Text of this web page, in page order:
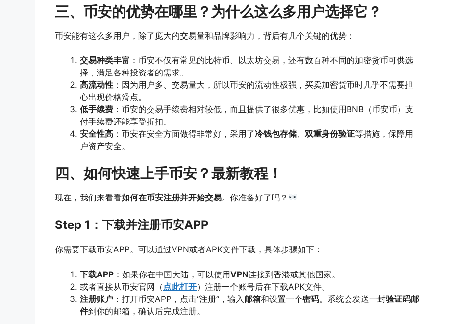
三、币安的优势在哪里？为什么这么多用户选择它？
币安能有这么多用户，除了庞大的交易量和品牌影响力，背后有几个关键的优势：
交易种类丰富 ：币安不仅有常见的比特币、以太坊交易，还有数百种不同的加密货币可供选
择，满足各种投资者的需求。
高流动性 ：因为用户多、交易量大，所以币安的流动性极强，买卖加密货币时几乎不需要担
心出现价格滑点。
低手续费 ：币安的交易手续费相对较低，而且提供了很多优惠，比如使用BNB（币安币）支
付手续费还能享受折扣。
安全性高 ：币安在安全方面做得非常好，采用了冷钱包存储、 双重身份验证等措施，保障用
户资产安全。
四、如何快速上手币安？最新教程！
现在，我们来看看如何在币安注册并开始交易。你准备好了吗？
Step 1：下载并注册币安APP
你需要下载币安APP。可以通过VPN或者APK文件下载，具体步骤如下：
下载APP ：如果你在中国大陆，可以使用VPN连接到香港或其他国家。
或者直接从币安官网（ 点此打开）注册一个账号后在下载APK文件。
注册账户 ：打开币安APP，点击“注册”，输入 邮箱和设置一个密码。系统会发送一封验证码邮
件到你的邮箱，确认后完成注册。